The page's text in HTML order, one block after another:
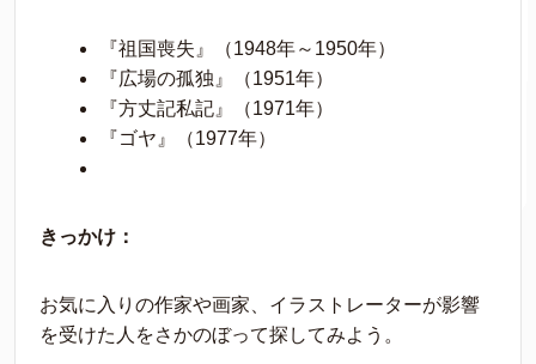
『祖国喪失』（1948年～1950年）
『広場の孤独』（1951年）
『方丈記私記』（1971年）
『ゴヤ』（1977年）
きっかけ：
お気に入りの作家や画家、イラストレーターが影響
を受けた人をさかのぼって探してみよう。